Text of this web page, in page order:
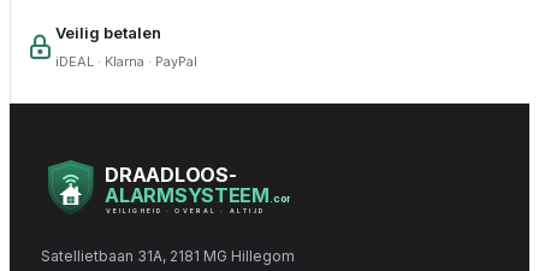
Veilig betalen
iDEAL · Klarna · PayPal
DRAADLOOS-
ALARMSYSTEEM .com
VEILIGHEID · OVERAL · ALTIJD
Satellietbaan 31A, 2181 MG Hillegom